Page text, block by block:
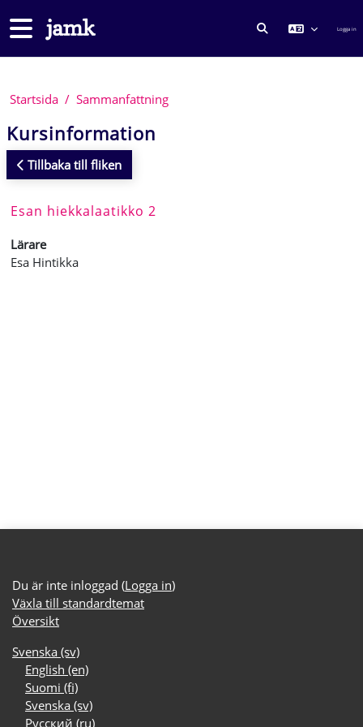
Sidopanel
VÄXLA Logga in
Startsida Sammanfattning
Kursinformation
Tillbaka till fliken
Esan hiekkalaatikko 2
Lärare
Esa Hintikka
Du är inte inloggad (Logga in)
Växla till standardtemat
Översikt
Svenska ‎(sv)‎
English ‎(en)‎
Suomi ‎(fi)‎
Svenska ‎(sv)‎
Русский ‎(ru)‎